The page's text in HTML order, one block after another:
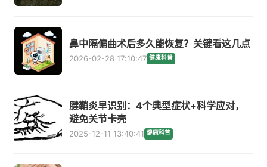
鼻中隔偏曲术后多久能恢复？关键看这几点
2026-02-28 17:10:47 健康科普
腱鞘炎早识别：4个典型症状+科学应对，
避免关节卡壳
2025-12-11 13:40:41 健康科普